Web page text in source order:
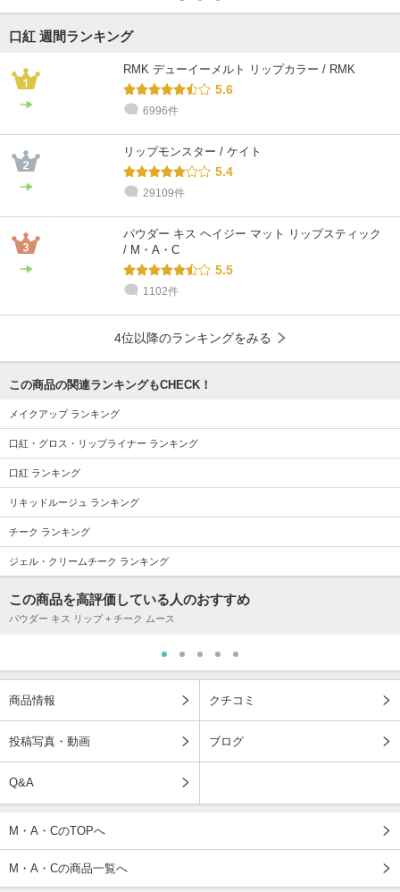
口紅 週間ランキング
RMK デューイーメルト リップカラー / RMK
5.6
6996件
リップモンスター / ケイト
5.4
29109件
パウダー キス ヘイジー マット リップスティック
/ M・A・C
5.5
1102件
4位以降のランキングをみる
この商品の関連ランキングもCHECK！
メイクアップ ランキング
口紅・グロス・リップライナー ランキング
口紅 ランキング
リキッドルージュ ランキング
チーク ランキング
ジェル・クリームチーク ランキング
この商品を高評価している人のおすすめ
パウダー キス リップ + チーク ムース
商品情報 クチコミ
投稿写真・動画 ブログ
Q&A
M・A・CのTOPへ
M・A・Cの商品一覧へ